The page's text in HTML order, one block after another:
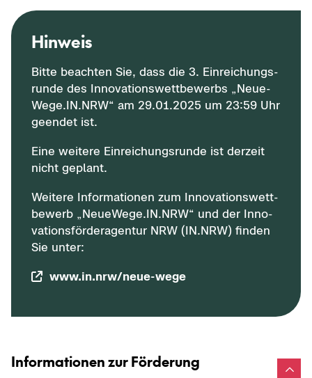
Hin­weis
Bitte be­ach­ten Sie, dass die 3. Ein­rei­chungs­
run­de des In­no­va­ti­ons­wett­be­werbs „Neu­e­
We­ge.IN.NRW“ am 29.01.2025 um 23:59 Uhr
ge­en­det ist.
Eine wei­te­re Ein­rei­chungs­run­de ist der­zeit
nicht ge­plant.
Wei­te­re In­for­ma­tio­nen zum In­no­va­ti­ons­wett­
be­werb „Neu­e­We­ge.IN.NRW“ und der In­no­
va­ti­ons­för­der­agen­tur NRW (IN.NRW) fin­den
Sie unter:
www.in.nrw/neue-​wege
Informationen zur Förderung